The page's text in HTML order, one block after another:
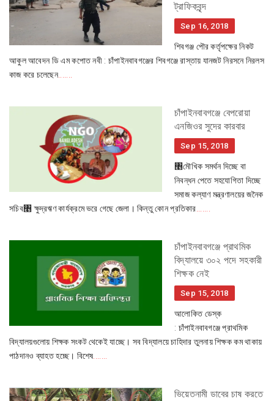
ট্রাফিকবৃন্দ
Sep 16, 2018
শিবগঞ্জ পৌর কর্তৃপক্ষের নিকট
আকুল আবেদন ডি এম কপোত নবী : চাঁপাইনবাবগঞ্জের শিবগঞ্জে রাস্তায় যানজট নিরসনে নিরলস
কাজ করে চলেছেন.......
চাঁপাইনবাবগঞ্জে বেপরোয়া
এনজিওর সুদের কারবার
Sep 15, 2018
৥মৌখিক সমর্থন দিচ্ছে বা
নিবন্ধন পেতে সহযোগিতা দিচ্ছে
সমাজ কল্যাণ মন্ত্রণালয়ের জনৈক
সচিব৥ ক্ষুদ্রঋণ কার্যক্রমে ভরে গেছে জেলা। কিন্তু কোন প্রতিকার.......
চাঁপাইনবাবগঞ্জে প্রাথমিক
বিদ্যালয়ে ৩০২ পদে সহকারী
শিক্ষক নেই
Sep 15, 2018
আলোকিত ডেস্ক
: চাঁপাইনবাবগঞ্জে প্রাথমিক
বিদ্যালয়গুলোয় শিক্ষক সংকট থেকেই যাচ্ছে। সব বিদ্যালয়ে চাহিদার তুলনায় শিক্ষক কম থাকায়
পাঠদানও ব্যাহত হচ্ছে। বিশেষ.......
ভিয়েতনামী ডাবের চাষ করতে